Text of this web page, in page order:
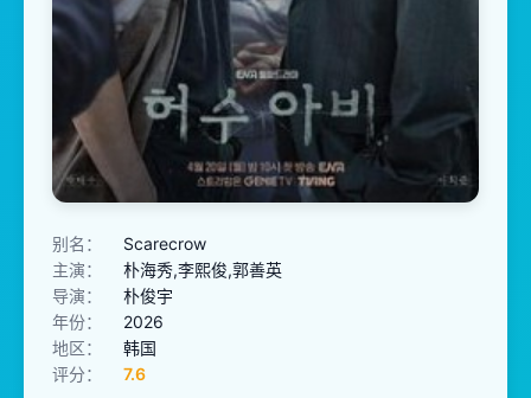
别名：
Scarecrow
主演：
朴海秀,李熙俊,郭善英
导演：
朴俊宇
年份：
2026
地区：
韩国
评分：
7.6